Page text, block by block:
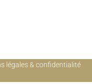
légales & confidentialité